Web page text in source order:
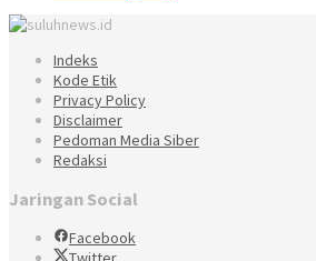
Indeks
Kode Etik
Privacy Policy
Disclaimer
Pedoman Media Siber
Redaksi
Jaringan Social
Facebook